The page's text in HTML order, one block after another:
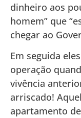
dinheiro aos
homem” que
chegar ao
Em seguida
operação
vivência
arriscado!
apartamento